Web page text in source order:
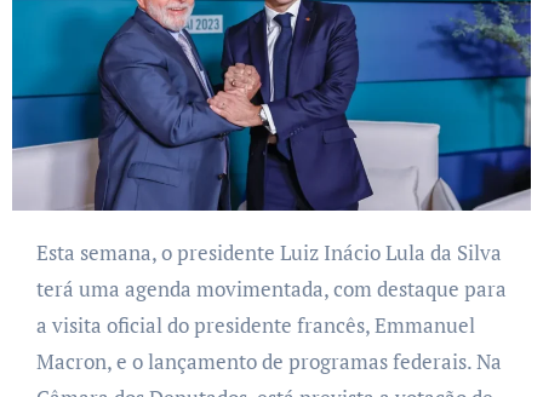
Esta semana, o presidente Luiz Inácio Lula da Silva
terá uma agenda movimentada, com destaque para
a visita oficial do presidente francês, Emmanuel
Macron, e o lançamento de programas federais. Na